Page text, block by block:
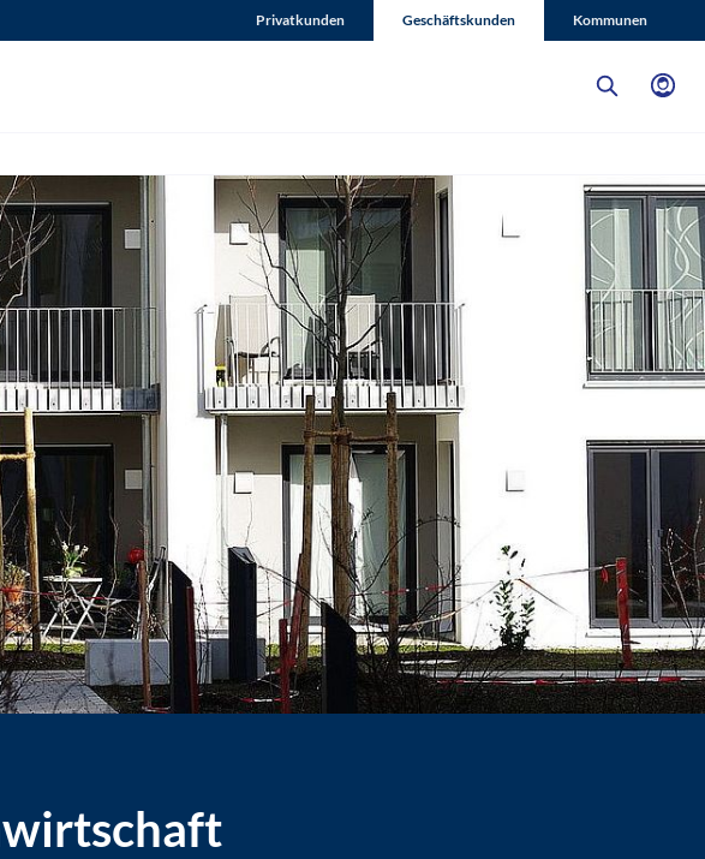
Privatkunden Geschäftskunden Kommunen